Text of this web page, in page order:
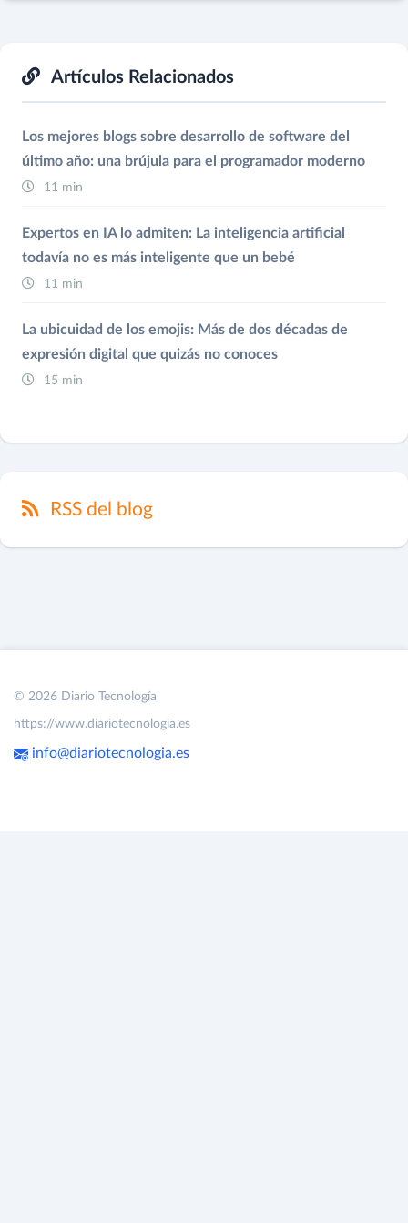
Artículos Relacionados
Los mejores blogs sobre desarrollo de software del
último año: una brújula para el programador moderno
11 min
Expertos en IA lo admiten: La inteligencia artificial
todavía no es más inteligente que un bebé
11 min
La ubicuidad de los emojis: Más de dos décadas de
expresión digital que quizás no conoces
15 min
RSS del blog
© 2026 Diario Tecnología
https://www.diariotecnologia.es
info@diariotecnologia.es